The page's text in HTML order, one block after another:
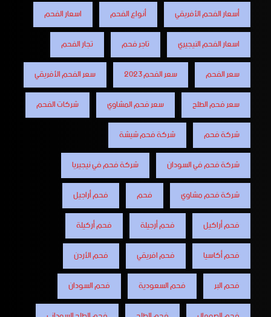
أسعار الفحم الأفريقي
أنواع الفحم
اسعار الفحم
اسعار الفحم النيجيري
تاجر فحم
تجار الفحم
سعر الفحم
سعر الفحم 2023
سعر الفحم الأفريقي
سعر فحم الطلح
سعر فحم المشاوي
شركات الفحم
شركة فحم
شركة فحم شيشة
شركة فحم في السودان
شركة فحم في نيجيريا
شركة فحم مشاوي
فحم
فحم أراجيل
فحم أراكيل
فحم أرجيلة
فحم أركيلة
فحم أكاسيا
فحم افريقي
فحم الأردن
فحم البر
فحم السعودية
فحم السودان